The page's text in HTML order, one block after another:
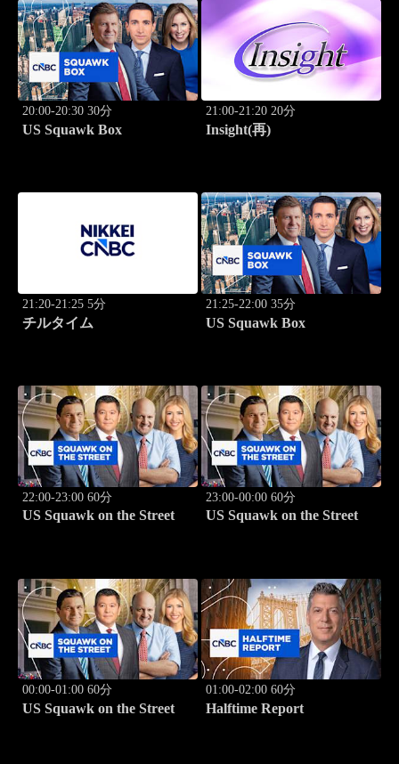
20:00-20:30 30分
US Squawk Box
21:00-21:20 20分
Insight(再)
21:20-21:25 5分
チルタイム
21:25-22:00 35分
US Squawk Box
22:00-23:00 60分
US Squawk on the Street
23:00-00:00 60分
US Squawk on the Street
00:00-01:00 60分
US Squawk on the Street
01:00-02:00 60分
Halftime Report